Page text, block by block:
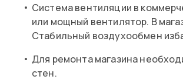
Система вентиляции в
или мощный вентилятор. В
Стабильный воздухообмен
Для ремонта магазина
стен.